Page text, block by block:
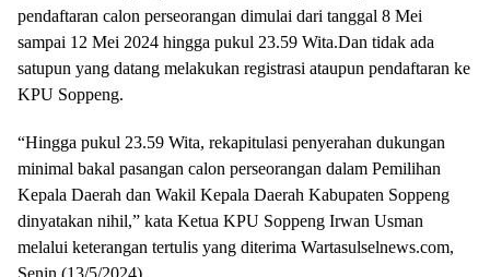
pendaftaran calon perseorangan dimulai dari tanggal 8 Mei
sampai 12 Mei 2024 hingga pukul 23.59 Wita.Dan tidak ada
satupun yang datang melakukan registrasi ataupun pendaftaran ke
KPU Soppeng.
“Hingga pukul 23.59 Wita, rekapitulasi penyerahan dukungan
minimal bakal pasangan calon perseorangan dalam Pemilihan
Kepala Daerah dan Wakil Kepala Daerah Kabupaten Soppeng
dinyatakan nihil,” kata Ketua KPU Soppeng Irwan Usman
melalui keterangan tertulis yang diterima Wartasulselnews.com,
Senin (13/5/2024).